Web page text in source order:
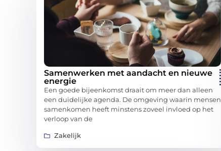
Samenwerken met aandacht en nieuwe
energie
Een goede bijeenkomst draait om meer dan alleen
een duidelijke agenda. De omgeving waarin mensen
samenkomen heeft minstens zoveel invloed op het
verloop van de
Zakelijk